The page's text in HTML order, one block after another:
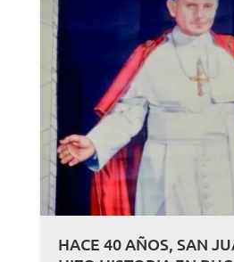
HACE 40 AÑOS, SAN